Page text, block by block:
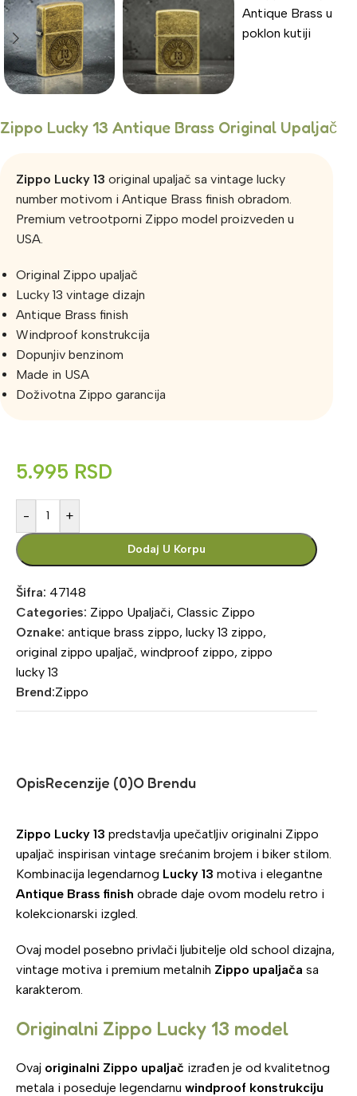
Zippo Lucky 13 Antique Brass Original Upaljač
Zippo Lucky 13 original upaljač sa vintage lucky
number motivom i Antique Brass finish obradom.
Premium vetrootporni Zippo model proizveden u
USA.
Original Zippo upaljač
Lucky 13 vintage dizajn
Antique Brass finish
Windproof konstrukcija
Dopunjiv benzinom
Made in USA
Doživotna Zippo garancija
5.995 RSD
- +
Dodaj U Korpu
Šifra: 47148
Categories: Zippo Upaljači, Classic Zippo
Oznake: antique brass zippo, lucky 13 zippo,
original zippo upaljač, windproof zippo, zippo
lucky 13
Brend:Zippo
OpisRecenzije (0)O Brendu
Zippo Lucky 13 predstavlja upečatljiv originalni Zippo
upaljač inspirisan vintage srećanim brojem i biker stilom.
Kombinacija legendarnog Lucky 13 motiva i elegantne
Antique Brass finish obrade daje ovom modelu retro i
kolekcionarski izgled.
Ovaj model posebno privlači ljubitelje old school dizajna,
vintage motiva i premium metalnih Zippo upaljača sa
karakterom.
Originalni Zippo Lucky 13 model
Ovaj originalni Zippo upaljač izrađen je od kvalitetnog
metala i poseduje legendarnu windproof konstrukciju